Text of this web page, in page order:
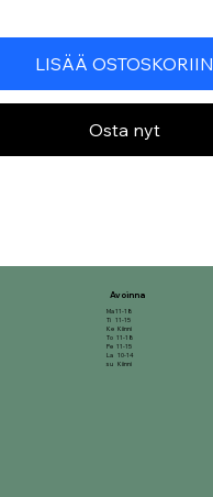
LISÄÄ OSTOSKORIIN
Osta nyt
Ma 11-18
Ti 11-15
Ke Kiinni
To 11-18
Pe 11-15
La 10-14
su Kiinni
Avoinna